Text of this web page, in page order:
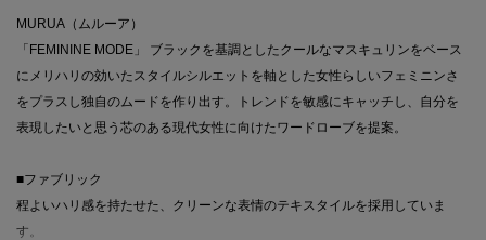
MURUA（ムルーア）
「FEMININE MODE」 ブラックを基調としたクールなマスキュリンをベース
にメリハリの効いたスタイルシルエットを軸とした女性らしいフェミニンさ
をプラスし独自のムードを作り出す。トレンドを敏感にキャッチし、自分を
表現したいと思う芯のある現代女性に向けたワードローブを提案。
■ファブリック
程よいハリ感を持たせた、クリーンな表情のテキスタイルを採用していま
す。